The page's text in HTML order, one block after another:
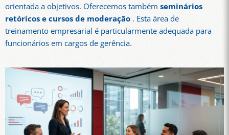
orientada a objetivos. Oferecemos também seminários
retóricos e cursos de moderação . Esta área de
treinamento empresarial é particularmente adequada para
funcionários em cargos de gerência.